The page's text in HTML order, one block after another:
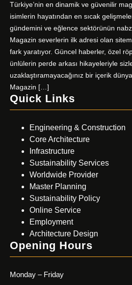
Türkiye’nin en dinamik ve güvenilir
isimlerin hayatından en sıcak
gündemini ve eğlence sektörünün
Magazin severlerin ilk adresi olan
fark yaratıyor. Güncel haberler, özel
ünlülerin perde arkası hikayeleriyle
uzaklaştıramayacağınız bir içerik
Magazin […]
Quick Links
Engineering & Construction
Core Architecture
Infrastructure
Sustainability Services
Worldwide Provider
Master Planning
Sustainability Policy
Online Service
Employment
Architecture Design
Opening Hours
Monday – Friday